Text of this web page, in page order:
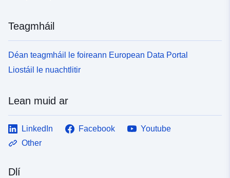
Teagmháil
Déan teagmháil le foireann European Data Portal
Liostáil le nuachtlitir
Lean muid ar
LinkedIn Facebook
Youtube
Other
Dlí